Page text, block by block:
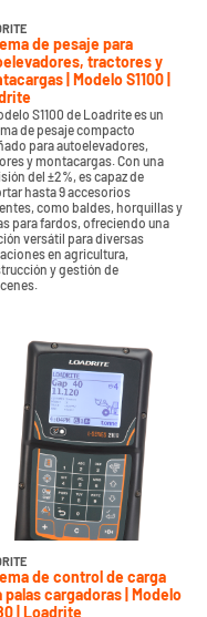
de pesaje para
tractores y
| Modelo S1100 |
S1100 de Loadrite es un
de pesaje compacto
para autoelevadores,
y montacargas. Con una
del ±2%, es capaz de
hasta 9 accesorios
como baldes, horquillas y
para fardos, ofreciendo una
versátil para diversas
en agricultura,
y gestión de
de control de carga
palas cargadoras | Modelo
| Loadrite